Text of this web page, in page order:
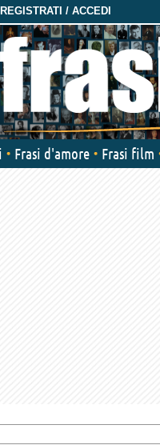
REGISTRATI / ACCEDI
Frasi d'amore Frasi film